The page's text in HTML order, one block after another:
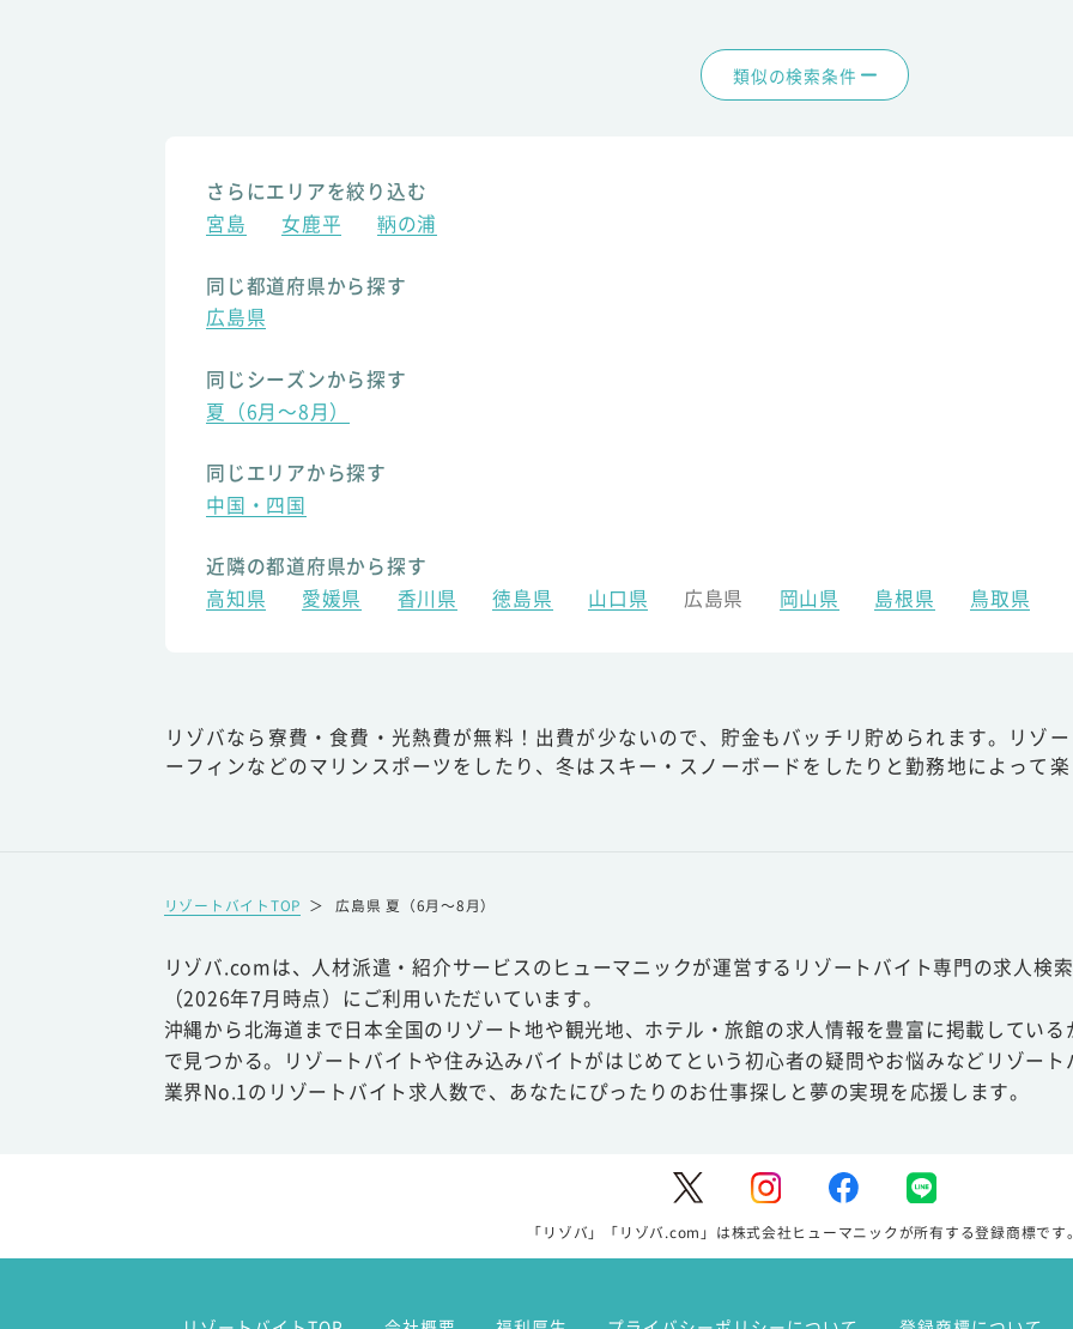
類似の検索条件
さらにエリアを絞り込む
宮島
女鹿平 鞆の浦
同じ都道府県から探す
広島県
同じシーズンから探す
夏（6月～8月）
同じエリアから探す
中国・四国
近隣の都道府県から探す
高知県
愛媛県 香川県 徳島県 山口県 広島県 岡山県 島根県 鳥取県
リゾバなら寮費・食費・光熱費が無料！出費が少ないので、貯金もバッチリ貯められます。リゾ
ーフィンなどのマリンスポーツをしたり、冬はスキー・スノーボードをしたりと勤務地によって
リゾートバイトTOP ＞ 広島県 夏（6月～8月）
リゾバ.comは、人材派遣・紹介サービスのヒューマニックが運営するリゾートバイト専門の求人検
（2026年7月時点）にご利用いただいています。
沖縄から北海道まで日本全国のリゾート地や観光地、ホテル・旅館の求人情報を豊富に掲載してい
で見つかる。リゾートバイトや住み込みバイトがはじめてという初心者の疑問やお悩みなどリゾー
業界No.1のリゾートバイト求人数で、あなたにぴったりのお仕事探しと夢の実現を応援します。
「リゾバ」「リゾバ.com」は株式会社ヒューマニックが所有する登録商標です